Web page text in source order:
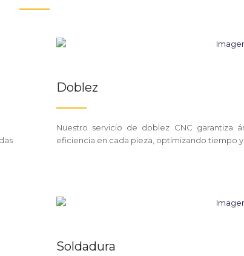
Doblez
Nuestro servicio de doblez CNC garantiza
eficiencia en cada pieza, optimizando tiempo
Soldadura